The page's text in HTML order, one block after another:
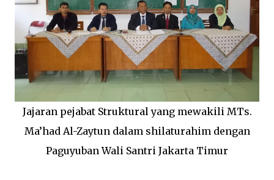
Jajaran pejabat Struktural yang mewakili MTs.
Ma’had Al-Zaytun dalam shilaturahim dengan
Paguyuban Wali Santri Jakarta Timur